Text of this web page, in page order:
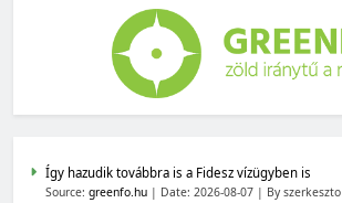
Így hazudik továbbra is a Fidesz vízügyben is
Source: greenfo.hu Date: 2026-08-07 By szerkeszto